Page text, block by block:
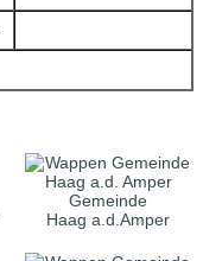
Gemeinde
Haag a.d.Amper